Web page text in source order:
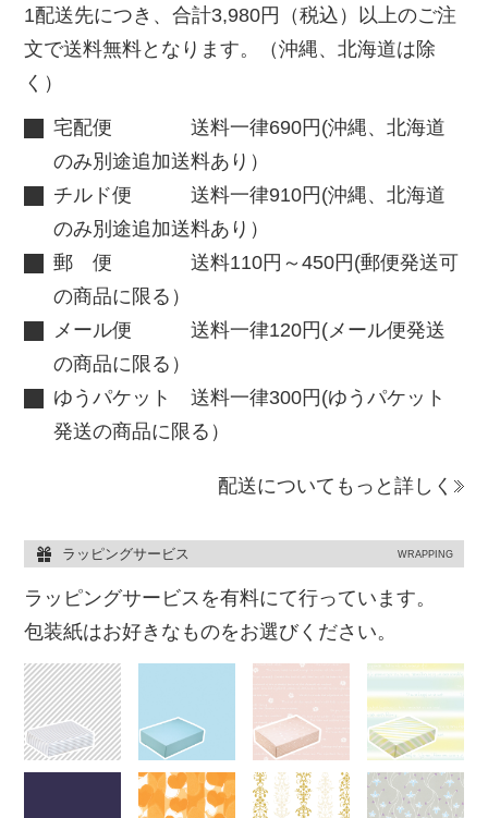
1配送先につき、合計3,980円（税込）以上のご注
文で送料無料となります。（沖縄、北海道は除
く）
宅配便 送料一律690円(沖縄、北海道
のみ別途追加送料あり）
チルド便 送料一律910円(沖縄、北海道
のみ別途追加送料あり）
郵 便 送料110円～450円(郵便発送可
の商品に限る）
メール便 送料一律120円(メール便発送
の商品に限る）
ゆうパケット 送料一律300円(ゆうパケット
発送の商品に限る）
配送についてもっと詳しく
ラッピングサービス WRAPPING
ラッピングサービスを有料にて行っています。
包装紙はお好きなものをお選びください。